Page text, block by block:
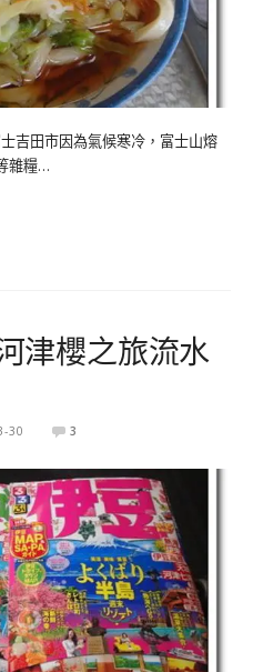
田市因為氣候寒冷，富士山熔
雜糧…
津櫻之旅流水
30 3